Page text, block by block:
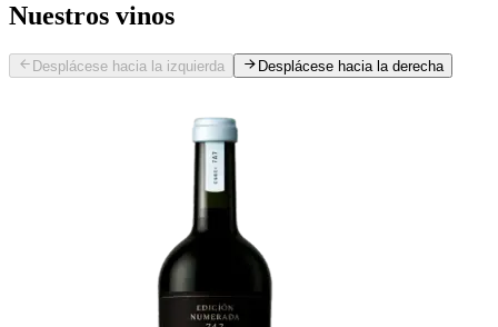
Nuestros vinos
Desplácese hacia la izquierda Desplácese hacia la derecha